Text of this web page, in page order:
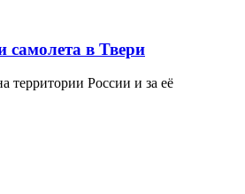
самолета в Твери
территории России и за её